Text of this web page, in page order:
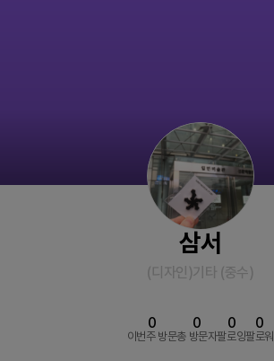
삼서
(디자인)기타 (중수)
이번주 방문
0
총 방문자
0
팔로잉
0
팔로워
0